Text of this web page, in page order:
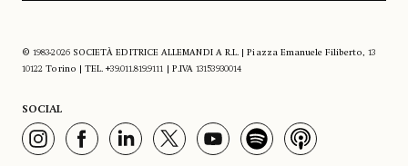
© 1983-2026 SOCIETÀ EDITRICE ALLEMANDI A R.L. | Piazza Emanuele Filiberto, 13
10122 Torino | TEL. +39.011.819.9111 | P.IVA 13153930014
SOCIAL